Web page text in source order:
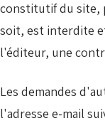
constitutif du site,
soit, est interdite
l'éditeur, une
Les demandes
l'adresse e-mail